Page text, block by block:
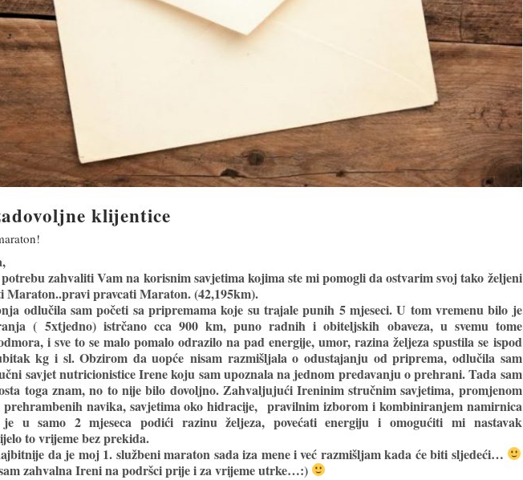
klijentice
zahvaliti Vam na korisnim savjetima kojima ste mi pomogli da ostvarim svoj tako željeni
pravcati Maraton. (42,195km).
odlučila sam početi sa pripremama koje su trajale punih 5 mjeseci. U tom vremenu bilo je
( 5xtjedno) istrčano cca 900 km, puno radnih i obiteljskih obaveza, u svemu tome
i sve to se malo pomalo odrazilo na pad energije, umor, razina željeza spustila se ispod
kg i sl. Obzirom da uopće nisam razmišljala o odustajanju od priprema, odlučila sam
savjet nutricionistice Irene koju sam upoznala na jednom predavanju o prehrani. Tada sam
toga znam, no to nije bilo dovoljno. Zahvaljujući Ireninim stručnim savjetima, promjenom
navika, savjetima oko hidracije, pravilnim izborom i kombiniranjem namirnica
u samo 2 mjeseca podići razinu željeza, povećati energiju i omogućiti mi nastavak
to vrijeme bez prekida.
da je moj 1. službeni maraton sada iza mene i već razmišljam kada će biti sljedeći…
zahvalna Ireni na podršci prije i za vrijeme utrke…:)